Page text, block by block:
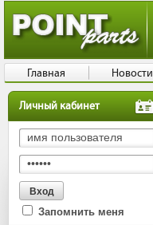
Личный кабинет
Запомнить меня
Главная Новости